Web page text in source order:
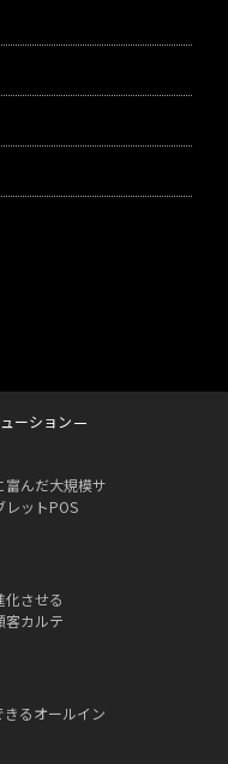
ーション
富んだ大規模サ
レットPOS
化させる
客カルテ
るオールイン